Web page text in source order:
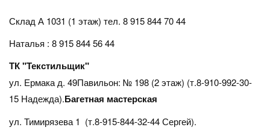
Склад А 1031 (1 этаж) тел. 8 915 844 70 44
Наталья : 8 915 844 56 44
ТК "Текстильщик"
ул. Ермака д. 49Павильон: № 198 (2 этаж) (т.8-910-992-30-
15 Надежда).Багетная мастерская
ул. Тимирязева 1 (т.8-915-844-32-44 Сергей).